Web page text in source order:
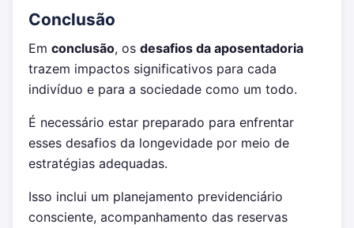
Conclusão
Em conclusão, os desafios da aposentadoria
trazem impactos significativos para cada
indivíduo e para a sociedade como um todo.
É necessário estar preparado para enfrentar
esses desafios da longevidade por meio de
estratégias adequadas.
Isso inclui um planejamento previdenciário
consciente, acompanhamento das reservas